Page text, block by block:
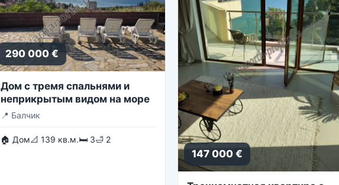
290 000 €
Дом с тремя спальнями и
неприкрытым видом на море
📍 Балчик
🏠 Дом📐 139 кв.м.🛏 3🛁 2
147 000 €